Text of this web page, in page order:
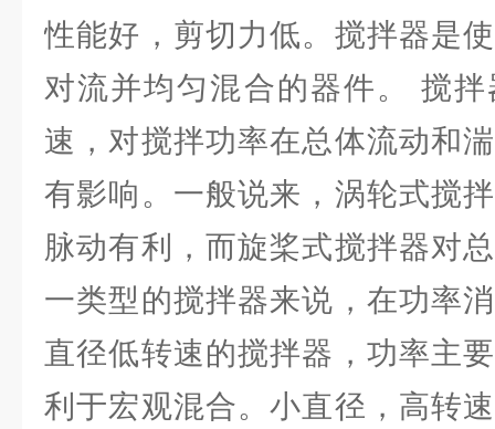
性能好，剪切力低。搅拌器是
对流并均匀混合的器件。 搅
速，对搅拌功率在总体流动和
有影响。一般说来，涡轮式搅
脉动有利，而旋桨式搅拌器对
一类型的搅拌器来说，在功率
直径低转速的搅拌器，功率主
利于宏观混合。小直径，高转